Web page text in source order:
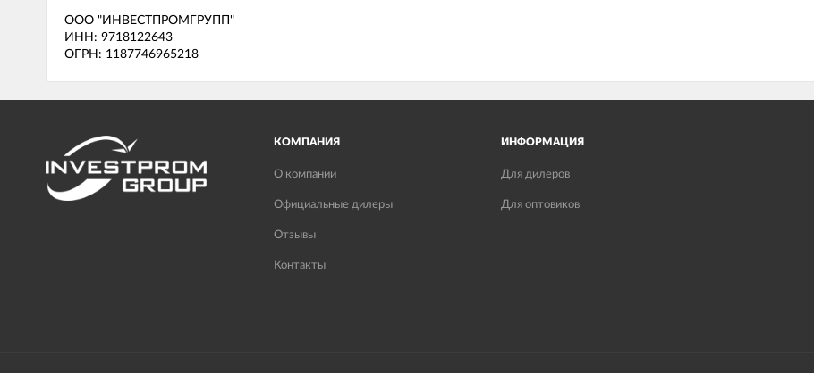
ООО "ИНВЕСТПРОМГРУПП"
ИНН: 9718122643
ОГРН: 1187746965218
.
КОМПАНИЯ
О компании
Официальные дилеры
Отзывы
Контакты
ИНФОРМАЦИЯ
Для дилеров
Для оптовиков